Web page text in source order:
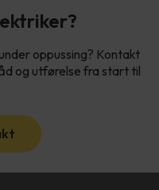
oppussing? Kontakt
og utførelse fra start til